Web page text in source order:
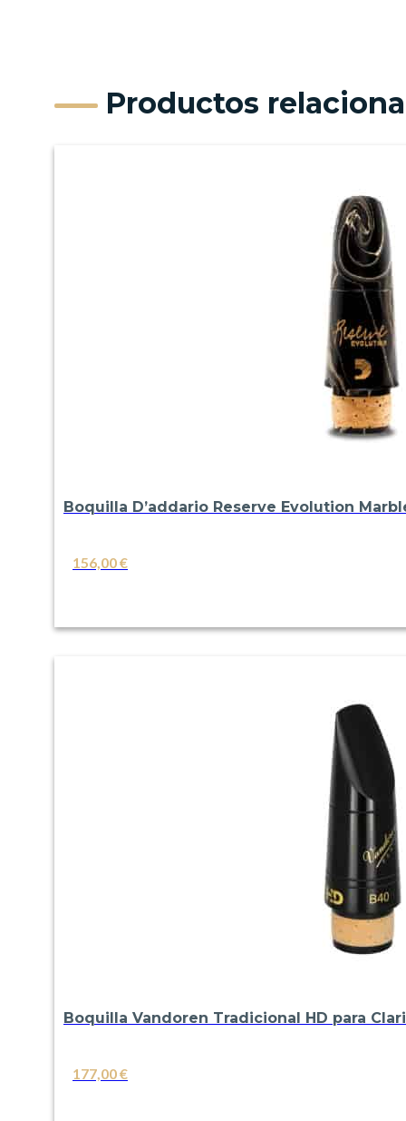
Productos
Boquilla D’addario Reserve Evolution
156,00€
Boquilla Vandoren Tradicional HD para
177,00€